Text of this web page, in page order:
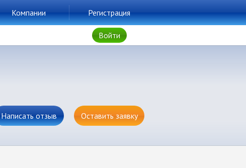
Компании Регистрация
Войти
Написать отзыв Оставить заявку